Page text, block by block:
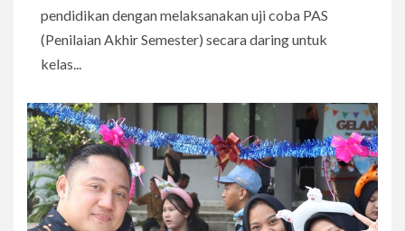
pendidikan dengan melaksanakan uji coba PAS
(Penilaian Akhir Semester) secara daring untuk
kelas...